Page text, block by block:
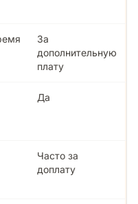
За
дополнительную
плату
Да
Часто за
доплату